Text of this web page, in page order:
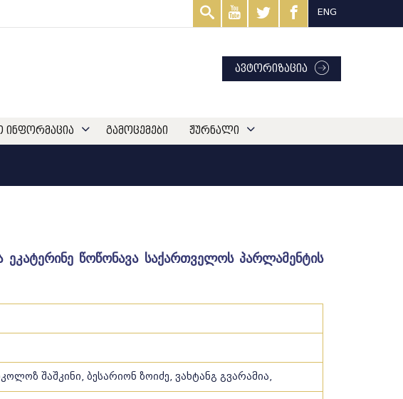
ENG
ავტორიზაცია
ინფორმაცია გამოცემები ჟურნალი
წოწონავა საქართველოს პარლამენტის
შაშკინი, ბესარიონ ზოიძე, ვახტანგ გვარამია,